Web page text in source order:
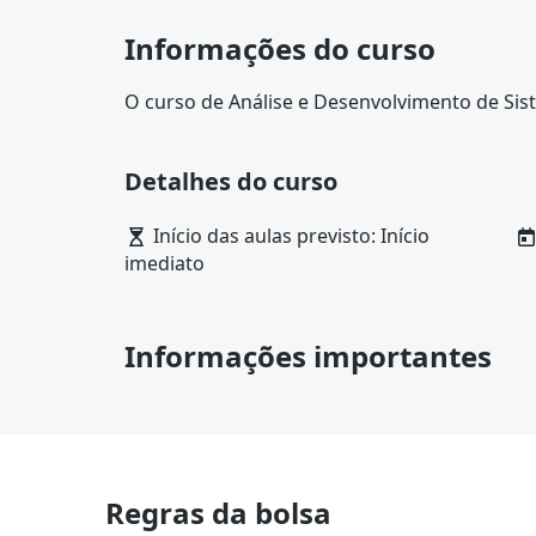
Informações do curso
O curso de Análise e Desenvolvimento de
de sistemas informatizados. No mercado de
Tecnologia de Informação (TI) e de
profissional se mantenha atualizado sobre
Detalhes do curso
Início das aulas previsto: Início
imediato
Informações importantes
Regras da bolsa